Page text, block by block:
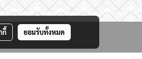
กี้ ยอมรับทั้งหมด